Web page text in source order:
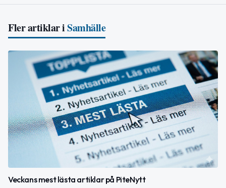
Fler artiklar iSamhälle
Veckans mest lästa artiklar på PiteNytt